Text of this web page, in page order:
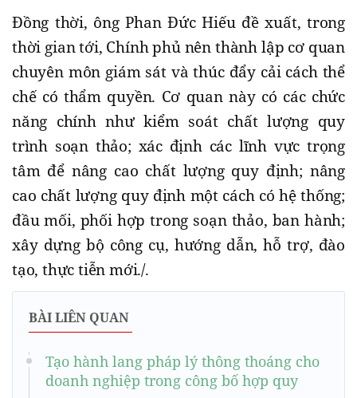
Đồng thời, ông Phan Đức Hiếu đề xuất, trong
thời gian tới, Chính phủ nên thành lập cơ quan
chuyên môn giám sát và thúc đẩy cải cách thể
chế có thẩm quyền. Cơ quan này có các chức
năng chính như kiểm soát chất lượng quy
trình soạn thảo; xác định các lĩnh vực trọng
tâm để nâng cao chất lượng quy định; nâng
cao chất lượng quy định một cách có hệ thống;
đầu mối, phối hợp trong soạn thảo, ban hành;
xây dựng bộ công cụ, hướng dẫn, hỗ trợ, đào
tạo, thực tiễn mới./.
BÀI LIÊN QUAN
Tạo hành lang pháp lý thông thoáng cho
doanh nghiệp trong công bố hợp quy